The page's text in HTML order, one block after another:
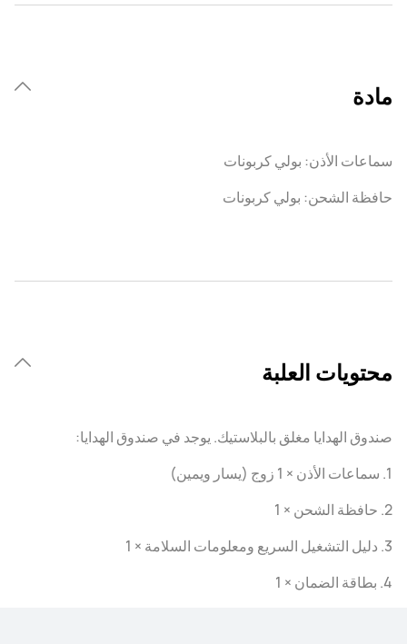
مادة
سماعات الأذن: بولي كربونات
حافظة الشحن: بولي كربونات
محتويات العلبة
صندوق الهدايا مغلق بالبلاستيك. يوجد في صندوق الهدايا:
1. سماعات الأذن × 1 زوج (يسار ويمين)
2. حافظة الشحن × 1
3. دليل التشغيل السريع ومعلومات السلامة × 1
4. بطاقة الضمان × 1